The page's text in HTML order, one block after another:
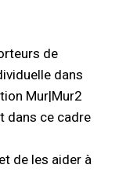
de
dans
Mur|Mur2
dans ce cadre
de les aider à